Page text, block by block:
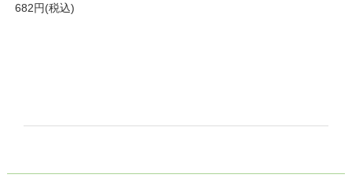
682円(税込)